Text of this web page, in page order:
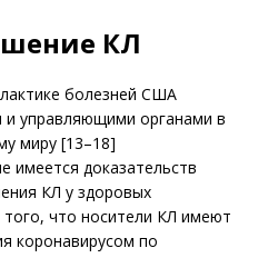
КЛ
болезней США
управляющими органами в
миру [13–18]
имеется доказательств
КЛ у здоровых
что носители КЛ имеют
коронавирусом по